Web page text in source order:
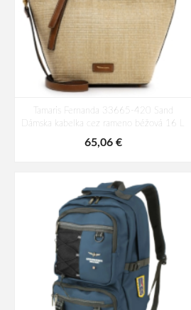
Tamaris Fernanda 33665-420 Sand
Dámska kabelka cez rameno béžová 16 L
65,06 €